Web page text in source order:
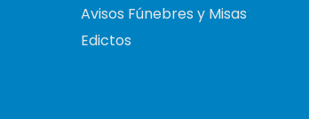
Avisos Fúnebres y Misas
Edictos